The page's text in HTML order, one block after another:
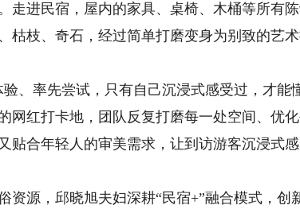
走进民宿，屋内的家具、桌椅、木桶等所有
枯枝、奇石，经过简单打磨变身为别致的艺
率先尝试，只有自己沉浸式感受过，才能
网红打卡地，团队反复打磨每一处空间、优
贴合年轻人的审美需求，让到访游客沉浸式
源，邱晓旭夫妇深耕“民宿+”融合模式，创